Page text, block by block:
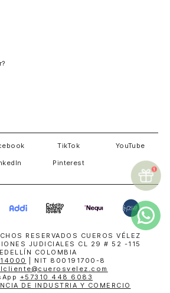
TikTok YouTube
Pinterest
RESERVADOS CUEROS VÉLEZ
JUDICIALES CL 29 # 52 -115
COLOMBIA
| NIT 800191700-8
+57310 448 6083
DE INDUSTRIA Y COMERCIO